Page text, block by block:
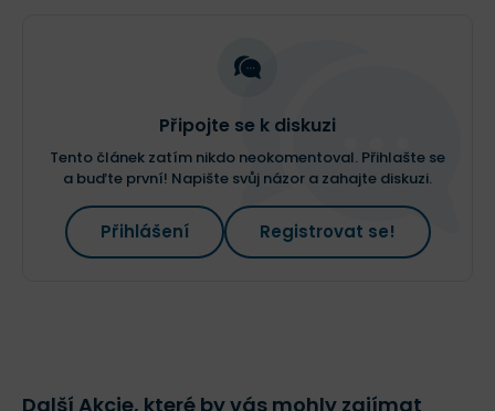
Připojte se k diskuzi
Tento článek zatím nikdo neokomentoval. Přihlašte se
a buďte první! Napište svůj názor a zahajte diskuzi.
Přihlášení Registrovat se!
Další Akcie, které by vás mohly zajímat